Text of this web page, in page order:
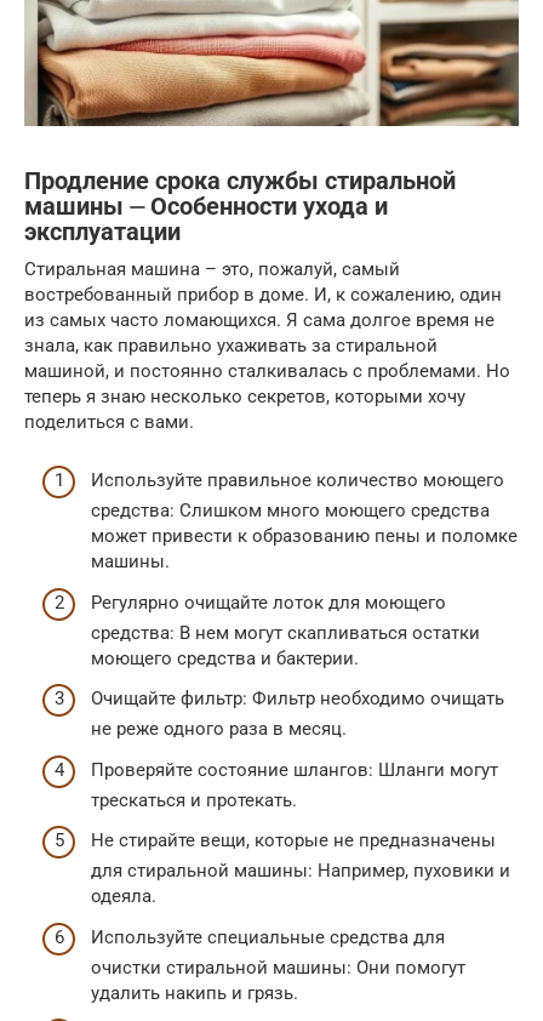
Продление срока службы стиральной
машины ⏤ Особенности ухода и
эксплуатации
Стиральная машина – это, пожалуй, самый
востребованный прибор в доме. И, к сожалению, один
из самых часто ломающихся. Я сама долгое время не
знала, как правильно ухаживать за стиральной
машиной, и постоянно сталкивалась с проблемами. Но
теперь я знаю несколько секретов, которыми хочу
поделиться с вами.
Используйте правильное количество моющего
средства: Слишком много моющего средства
может привести к образованию пены и поломке
машины.
Регулярно очищайте лоток для моющего
средства: В нем могут скапливаться остатки
моющего средства и бактерии.
Очищайте фильтр: Фильтр необходимо очищать
не реже одного раза в месяц.
Проверяйте состояние шлангов: Шланги могут
трескаться и протекать.
Не стирайте вещи, которые не предназначены
для стиральной машины: Например, пуховики и
одеяла.
Используйте специальные средства для
очистки стиральной машины: Они помогут
удалить накипь и грязь.